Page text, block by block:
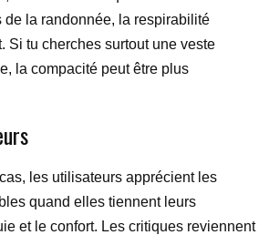
de la randonnée, la respirabilité
Si tu cherches surtout une veste
la compacité peut être plus
les utilisateurs apprécient les
quand elles tiennent leurs
et le confort. Les critiques reviennent